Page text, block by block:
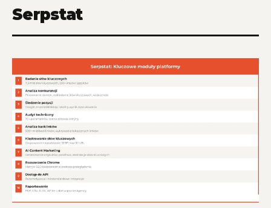
Serpstat